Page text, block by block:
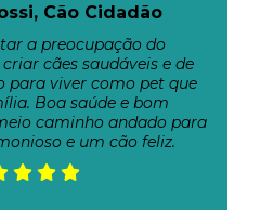
Cão Cidadão
a preocupação do
cães saudáveis e de
para viver como pet que
Boa saúde e bom
caminho andado para
e um cão feliz.